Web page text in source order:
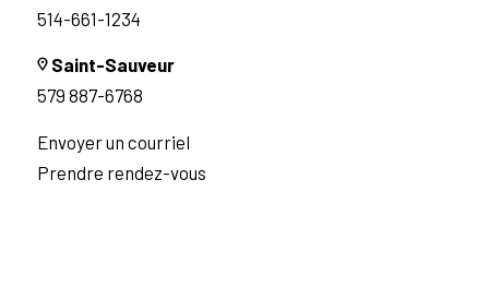
514-661-1234
Saint-Sauveur
579 887-6768
Envoyer un courriel
Prendre rendez-vous